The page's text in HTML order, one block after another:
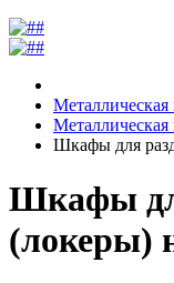
Металлическая
Металлическая
Шкафы для
Шкафы
(локеры)